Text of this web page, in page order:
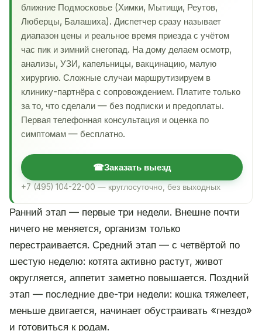
ближние Подмосковье (Химки, Мытищи, Реутов,
Люберцы, Балашиха). Диспетчер сразу называет
диапазон цены и реальное время приезда с учётом
час пик и зимний снегопад. На дому делаем осмотр,
анализы, УЗИ, капельницы, вакцинацию, малую
хирургию. Сложные случаи маршрутизируем в
клинику-партнёра с сопровождением. Платите только
за то, что сделали — без подписки и предоплаты.
Первая телефонная консультация и оценка по
симптомам — бесплатно.
☎Заказать выезд
+7 (495) 104-22-00 — круглосуточно, без выходных
Ранний этап — первые три недели. Внешне почти
ничего не меняется, организм только
перестраивается. Средний этап — с четвёртой по
шестую неделю: котята активно растут, живот
округляется, аппетит заметно повышается. Поздний
этап — последние две-три недели: кошка тяжелеет,
меньше двигается, начинает обустраивать «гнездо»
и готовиться к родам.